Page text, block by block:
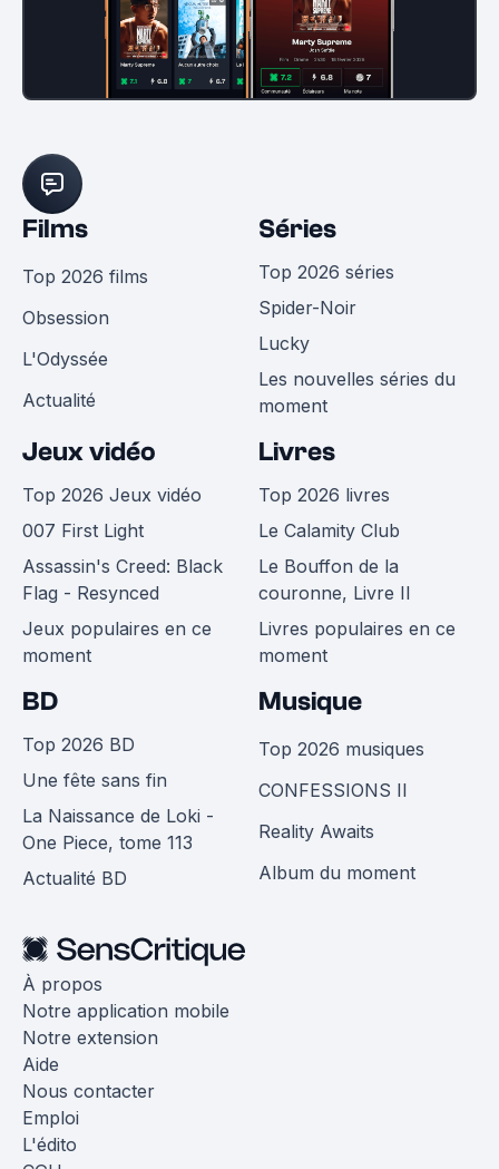
Films
Top 2026 films
Obsession
L'Odyssée
Actualité
Séries
Top 2026 séries
Spider-Noir
Lucky
Les nouvelles séries du
moment
Jeux vidéo
Top 2026 Jeux vidéo
007 First Light
Assassin's Creed: Black
Flag - Resynced
Jeux populaires en ce
moment
Livres
Top 2026 livres
Le Calamity Club
Le Bouffon de la
couronne, Livre II
Livres populaires en ce
moment
BD
Top 2026 BD
Une fête sans fin
La Naissance de Loki -
One Piece, tome 113
Actualité BD
Musique
Top 2026 musiques
CONFESSIONS II
Reality Awaits
Album du moment
À propos
Notre application mobile
Notre extension
Aide
Nous contacter
Emploi
L'édito